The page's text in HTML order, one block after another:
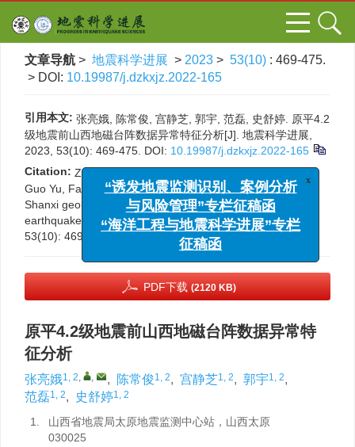
文章导航 > 地震科学进展 > 2023 > 53(10) : 469-475.
> DOI: 10.19987/j.dzkxjz.2022-165
引用本文: 张亮娥, 陈常俊, 宫静芝, 郭宇, 范磊, 史舒婷. 原平4.2
级地震前山西地磁台阵数据异常特征分析[J]. 地震科学进展,
2023, 53(10): 469-475. DOI: 10.19987/j.dzkxjz.2022-165
Citation: Zhang Liang’e, Chen Changjun, Gong Jingzhi,
Guo Yu, Fan Lei, Shi Shuting. Anomaly characteristics of
Shanxi geomagnetic array data before YuanpingM
earthquake[J].
Progress in Earthquake Sciences, 2023,
53(10): 469-475. DOI: 10.19987/j.dzkxjz.2022-165
PDF下载 (2120 KB)
原平4.2级地震前山西地磁台阵数据异常特
征分析
张亮娥1, 2, , , 陈常俊1, 2, 宫静芝1, 2, 郭宇1, 2,
范磊1, 2, 史舒婷1, 2
1.
山西省地震局太原地震监测中心站，山西太原
030025
x
“诱发地震监测识别、案例分析
与风险管理”专栏征稿函
“海洋工程与地震科学进展”专栏
征稿函